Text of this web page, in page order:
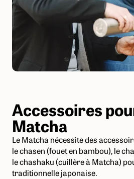
Accessoires
Matcha
Le Matcha nécessite des
le chasen (fouet en bambou), le
le chashaku (cuillère à Matcha)
traditionnelle japonaise.